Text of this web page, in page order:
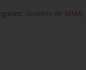
Guantes de MMA,